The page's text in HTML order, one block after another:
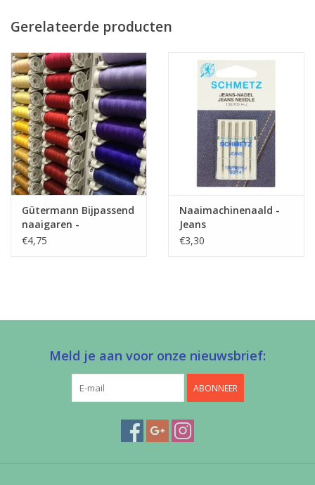
Gewicht
150 gr/m
Toepassing
hemd, Jurk, rokjes,
accessoires, tassen,
quilting,...
Label
Oeko-Tex Class 1
Stretch
neen
Gerelateerde producten
Gütermann Bijpassend
naaigaren -
Allesnaaigaren 200m
€4,75
Naaimachinenaald -
Jeans
€3,30
Meld je aan voor onze nieuwsbrief:
ABONNEER